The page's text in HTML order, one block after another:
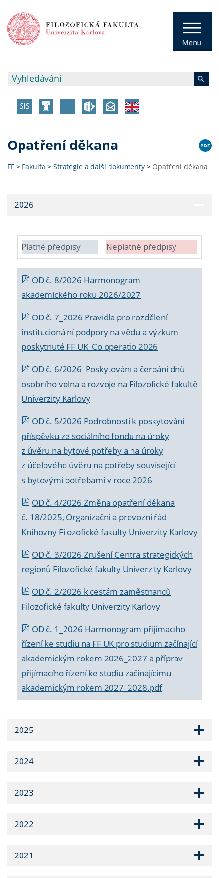
Opatření děkana
FF > Fakulta > Strategie a další dokumenty > Opatření děkana
2026
Platné předpisy Neplatné předpisy
OD č. 8/2026 Harmonogram
akademického roku 2026/2027
OD č. 7_2026 Pravidla pro rozdělení
institucionální podpory na vědu a výzkum
poskytnuté FF UK_Co operatio 2026
OD č. 6/2026 Poskytování a čerpání dnů
osobního volna a rozvoje na Filozofické fakultě
Univerzity Karlovy
OD č. 5/2026 Podrobnosti k poskytování
příspěvku ze sociálního fondu na úroky
z úvěru na bytové potřeby a na úroky
z účelového úvěru na potřeby související
s bytovými potřebami v roce 2026
OD č. 4/2026 Změna opatření děkana
č. 18/2025, Organizační a provozní řád
Knihovny Filozofické fakulty Univerzity Karlovy
OD č. 3/2026 Zrušení Centra strategických
regionů Filozofické fakulty Univerzity Karlovy
OD č. 2/2026 k cestám zaměstnanců
Filozofické fakulty Univerzity Karlovy
OD č. 1_2026 Harmonogram přijímacího
řízení ke studiu na FF UK pro studium začínající
akademickým rokem 2026_2027 a příprav
přijímacího řízení ke studiu začínajícímu
akademickým rokem 2027_2028.pdf
2025
2024
2023
2022
2021